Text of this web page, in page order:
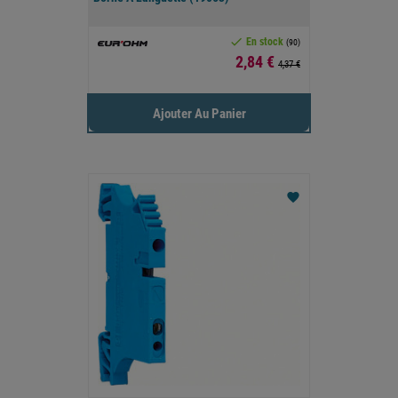
 En stock (90)
Prix
2,84 € 4,37 €
Ajouter Au Panier
favorite